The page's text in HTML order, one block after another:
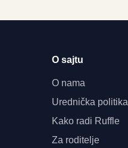
O sajtu
O nama
Urednička politika
Kako radi Ruffle
Za roditelje